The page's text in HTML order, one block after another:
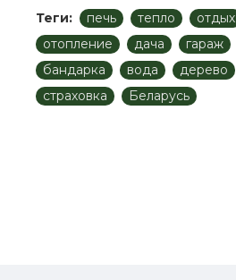
Теги: печь тепло отдых
отопление
дача гараж
бандарка
вода дерево
страховка
Беларусь